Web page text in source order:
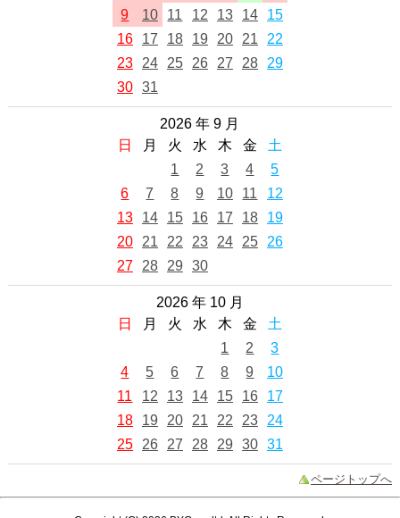
9
10 11 12 13 14
15
16
17 18 19 20 21
22
23
24 25 26 27 28
29
30 31
2026 年 9 月
日
月 火 水 木 金
土
1
2 3 4
5
6
7 8 9 10 11
12
13
14 15 16 17 18
19
20
21 22 23 24 25
26
27
28 29 30
2026 年 10 月
日
月 火 水 木 金
土
1
2
3
4
5 6 7 8 9
10
11
12 13 14 15 16
17
18
19 20 21 22 23
24
25
26 27 28 29 30 31
ページトップへ